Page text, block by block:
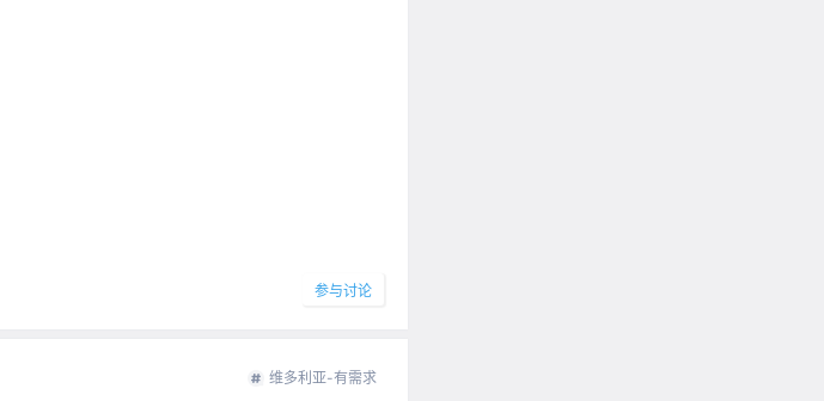
参与讨论
维多利亚-有需求